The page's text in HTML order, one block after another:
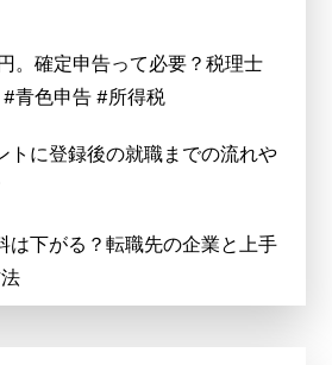
。確定申告って必要？税理士
青色申告 #所得税
トに登録後の就職までの流れや
は下がる？転職先の企業と上手